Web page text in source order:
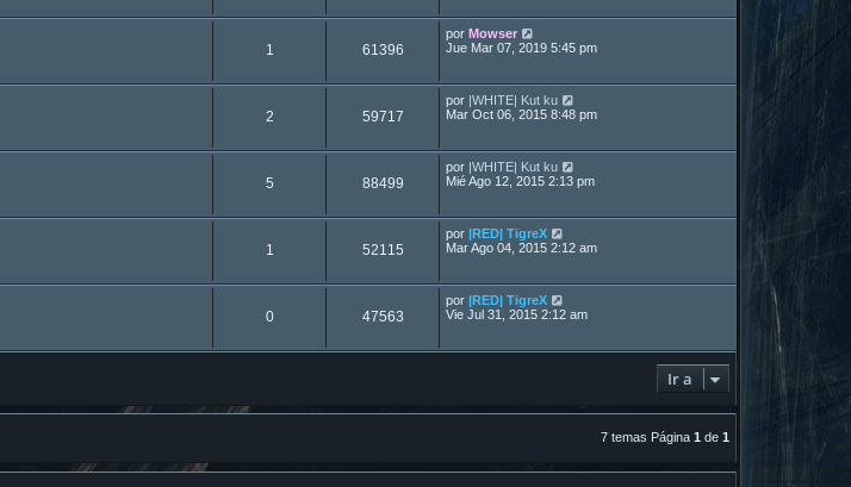
1 61396
por Mowser
Jue Mar 07, 2019 5:45 pm
2 59717
por |WHITE| Kut ku
Mar Oct 06, 2015 8:48 pm
5 88499
por |WHITE| Kut ku
Mié Ago 12, 2015 2:13 pm
1 52115
por
|RED| TigreX
Mar Ago 04, 2015 2:12 am
0 47563
por
|RED| TigreX
Vie Jul 31, 2015 2:12 am
Ir a
7 temas Página 1 de 1